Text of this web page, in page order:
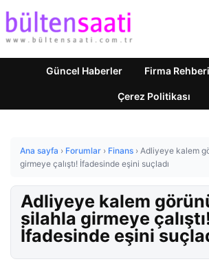
Güncel Haberler Firma Rehberi
Çerez Politikası
Ana sayfa › Forumlar › Finans › Adliyeye kalem
girmeye çalıştı! İfadesinde eşini suçladı
Adliyeye kalem
silahla girmeye
İfadesinde eşini